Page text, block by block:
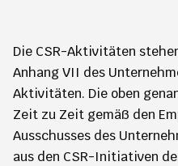
Die CSR-Aktivitäten
Anhang VII des
Aktivitäten. Die oben
Zeit zu Zeit gemäß den
Ausschusses des
aus den CSR-Initiativen